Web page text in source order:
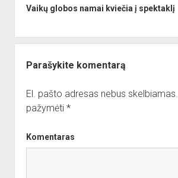
Vaikų globos namai kviečia į spektaklį
Parašykite komentarą
El. pašto adresas nebus skelbiamas.
pažymėti *
Komentaras